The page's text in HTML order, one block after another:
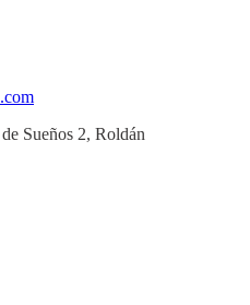
Sueños 2, Roldán